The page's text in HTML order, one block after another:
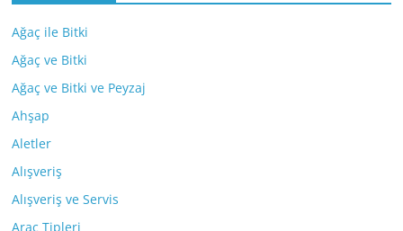
Ağaç ile Bitki
Ağaç ve Bitki
Ağaç ve Bitki ve Peyzaj
Ahşap
Aletler
Alışveriş
Alışveriş ve Servis
Araç Tipleri